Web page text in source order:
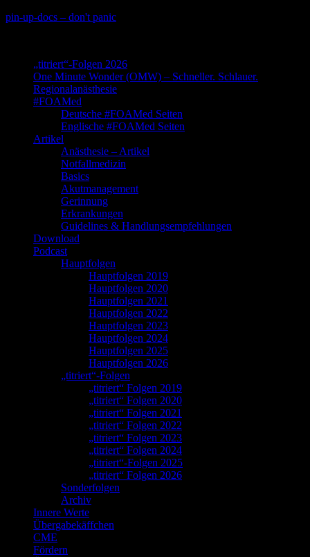
Skip
pin-up-docs – don't panic
„titriert“-Folgen 2026
One Minute Wonder (OMW) – Schneller. Schlauer.
Regionalanästhesie
#FOAMed
Deutsche #FOAMed Seiten
Englische #FOAMed Seiten
Artikel
Anästhesie – Artikel
Notfallmedizin
Basics
Akutmanagement
Gerinnung
Erkrankungen
Guidelines & Handlungsempfehlungen
Download
Podcast
Hauptfolgen
Hauptfolgen 2019
Hauptfolgen 2020
Hauptfolgen 2021
Hauptfolgen 2022
Hauptfolgen 2023
Hauptfolgen 2024
Hauptfolgen 2025
Hauptfolgen 2026
„titriert“-Folgen
„titriert“ Folgen 2019
„titriert“ Folgen 2020
„titriert“ Folgen 2021
„titriert“ Folgen 2022
„titriert“ Folgen 2023
„titriert“ Folgen 2024
„titriert“-Folgen 2025
„titriert“ Folgen 2026
Sonderfolgen
Archiv
Innere Werte
Übergabekäffchen
CME
Fördern